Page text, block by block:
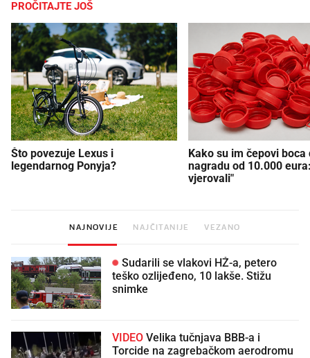
PROČITAJTE JOŠ
Što povezuje Lexus i
legendarnog Ponyja?
Kako su im čepovi boca
nagradu od 10.000
vjerovali"
NAJNOVIJE NAJČITANIJE VEZANO
Sudarili se vlakovi HŽ-a, petero
teško ozlijeđeno, 10 lakše. Stižu
snimke
VIDEO
Torcide na zagrebačkom aerodromu